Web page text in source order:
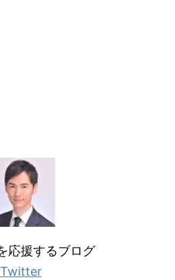
応援するブログ
Twitter